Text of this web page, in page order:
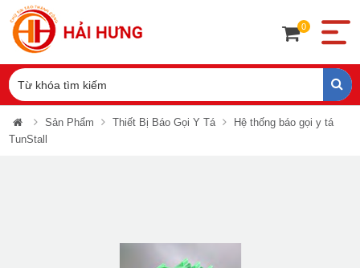
0
Sản Phẩm Thiết Bị Báo Gọi Y Tá
Hệ thống báo gọi y tá
TunStall